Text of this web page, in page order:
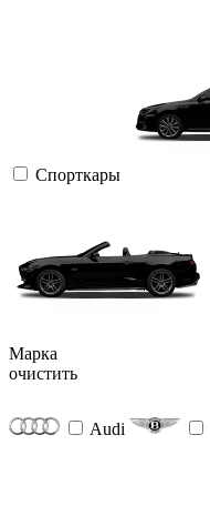
Спорткары
Марка
очистить
Audi